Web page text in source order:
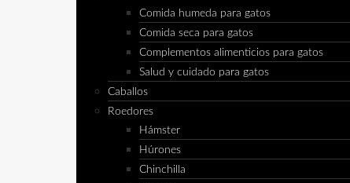
Comida humeda para gatos
Comida seca para gatos
Complementos alimenticios para gatos
Salud y cuidado para gatos
Caballos
Roedores
Hámster
Húrones
Chinchilla